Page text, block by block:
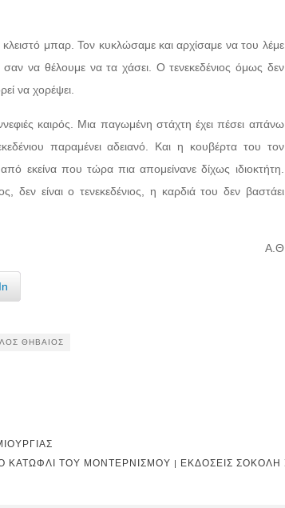
μπαρ. Τον κυκλώσαμε και αρχίσαμε να του λέμε
να θέλουμε να τα χάσει. Ο τενεκεδένιος όμως δεν
να χορέψει.
καιρός. Μια παγωμένη στάχτη έχει πέσει απάνω
παραμένει αδειανό. Και η κουβέρτα του τον
εκείνα που τώρα πια απομείνανε δίχως ιδιοκτήτη.
είναι ο τενεκεδένιος, η καρδιά του δεν βαστάει
Α.Θ
ΘΗΒΑΊΟΣ
ΚΑΤΏΦΛΙ ΤΟΥ ΜΟΝΤΕΡΝΙΣΜΟΎ | ΕΚΔΌΣΕΙΣ ΣΟΚΌΛΗ